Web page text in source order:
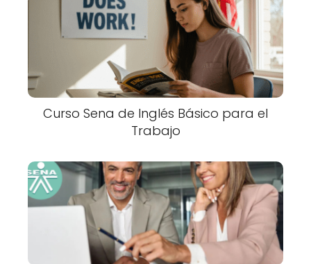
Curso Sena de Inglés Básico para el
Trabajo